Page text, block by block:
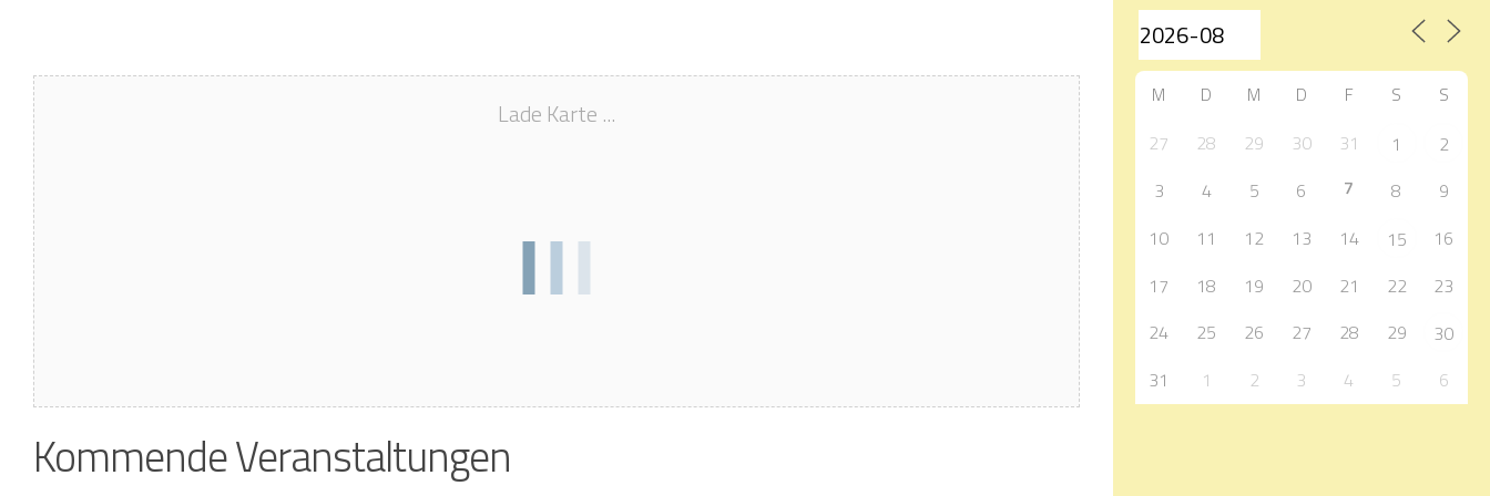
Lade Karte ...
Kommende Veranstaltungen
M D M D F S S
27 28 29 30 31 1
2
3
4 5 6 7 8
9
10
11 12 13 14 15
16
17
18 19 20 21 22
23
24
25 26 27 28 29
30
31
1 2 3 4 5 6